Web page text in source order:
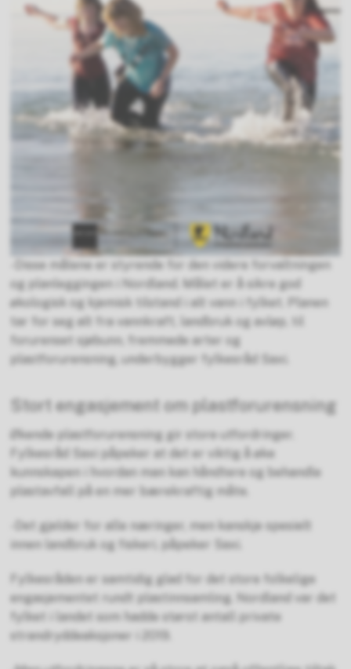
-Disse målene er styrende for den videre forvaltningen
og planleggingen i Nordland. Målet er å sikre god
økologisk og kjemisk tilstand i alt vann i fylket. Planen
tar for seg alt fra vannkraft, landbruk og avløp, til
forurenset sjøbunn, fremmede arter og
plastforurensning, underbygger fylkesråd Saxi.
Stort engasjement om plastforurensning
Økende plastforurensning gir store utfordringer.
Fylkesråd Saxi påpeker at det er viktig å øke
kunnskapen i hvordan man kan håndtere og behandle
plastavfall på en mer bærekraftig måte.
-Det gjelder for alle næringer, men kanskje spesielt
innen landbruk og fiskeri, påpeker Saxi.
Fylkesråden er samtidig glad for det store folkelige
engasjementet rundt plastinnsamling. Nordland var det
fylket i landet som hadde størst antall private
strandryddeaksjoner i 2019.